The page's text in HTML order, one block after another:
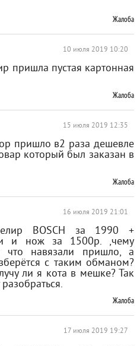
Жалоба
10 июля 2019 10:20
пришла пустая картонная
Жалоба
15 июля 2019 12:35
пришло в2 раза дешевле
который был заказан в
Жалоба
16 июля 2019 21:01
BOSCH за 1990 +
и нож за 1500р. ,чему
что навязали пришло, а
с таким обманом?
ли я кота в мешке? Так
Жалоба
17 июля 2019 19:27